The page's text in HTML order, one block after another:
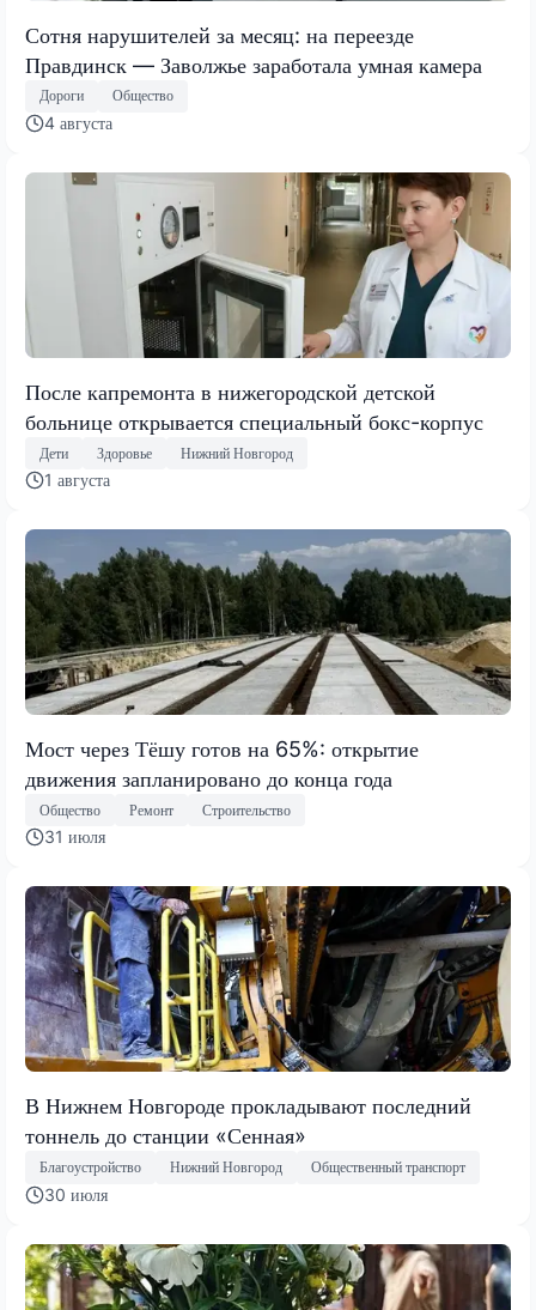
Сотня нарушителей за месяц: на переезде
Правдинск — Заволжье заработала умная камера
Дороги Общество
4 августа
После капремонта в нижегородской детской
больнице открывается специальный бокс-корпус
Дети Здоровье Нижний Новгород
1 августа
Мост через Тёшу готов на 65%: открытие
движения запланировано до конца года
Общество Ремонт Строительство
31 июля
В Нижнем Новгороде прокладывают последний
тоннель до станции «Сенная»
Благоустройство Нижний Новгород Общественный транспорт
30 июля